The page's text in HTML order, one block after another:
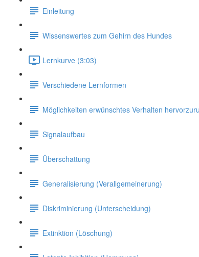
Einleitung
Wissenswertes zum Gehirn des Hundes
Lernkurve (3:03)
Verschiedene Lernformen
Möglichkeiten erwünschtes Verhalten
Signalaufbau
Überschattung
Generalisierung (Verallgemeinerung)
Diskriminierung (Unterscheidung)
Extinktion (Löschung)